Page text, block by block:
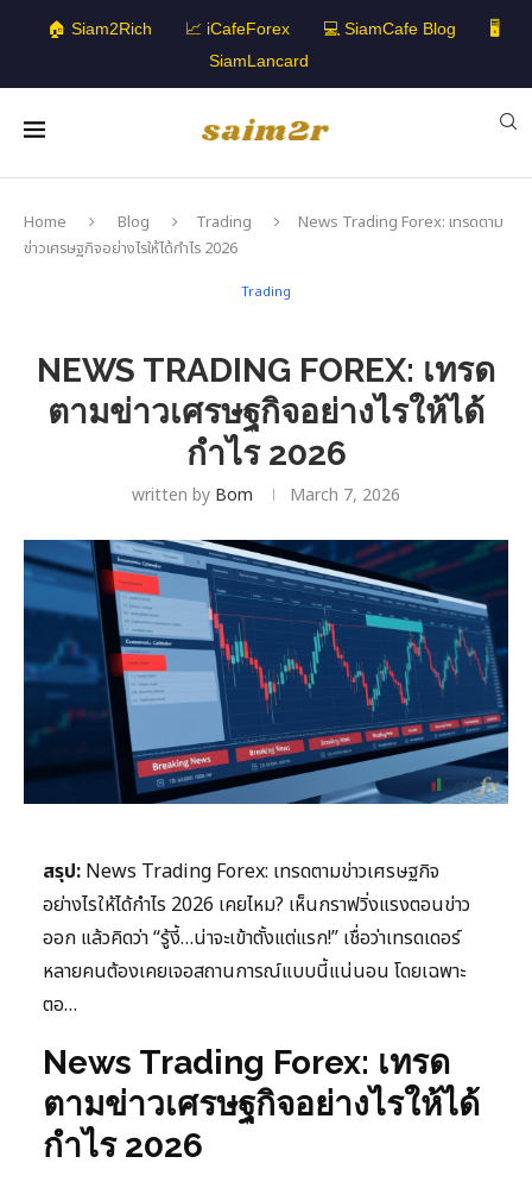
🏠 Siam2Rich 📈 iCafeForex 💻 SiamCafe Blog
🖥️
SiamLancard
Home Blog Trading
News Trading Forex: เทรดตาม
ข่าวเศรษฐกิจอย่างไรให้ได้กำไร 2026
Trading
NEWS TRADING FOREX: เทรด
ตามข่าวเศรษฐกิจอย่างไรให้ได้
กำไร 2026
written by Bom March 7, 2026
สรุป: News Trading Forex: เทรดตามข่าวเศรษฐกิจ
อย่างไรให้ได้กำไร 2026 เคยไหม? เห็นกราฟวิ่งแรงตอนข่าว
ออก แล้วคิดว่า “รู้งี้…น่าจะเข้าตั้งแต่แรก!” เชื่อว่าเทรดเดอร์
หลายคนต้องเคยเจอสถานการณ์แบบนี้แน่นอน โดยเฉพาะ
ตอ…
News Trading Forex: เทรด
ตามข่าวเศรษฐกิจอย่างไรให้ได้
กำไร 2026